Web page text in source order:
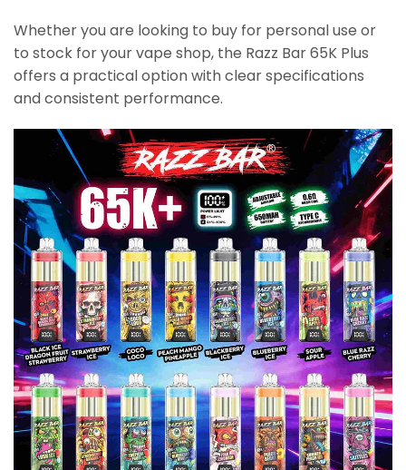
Whether you are looking to buy for personal use or
to stock for your vape shop, the Razz Bar 65K Plus
offers a practical option with clear specifications
and consistent performance.